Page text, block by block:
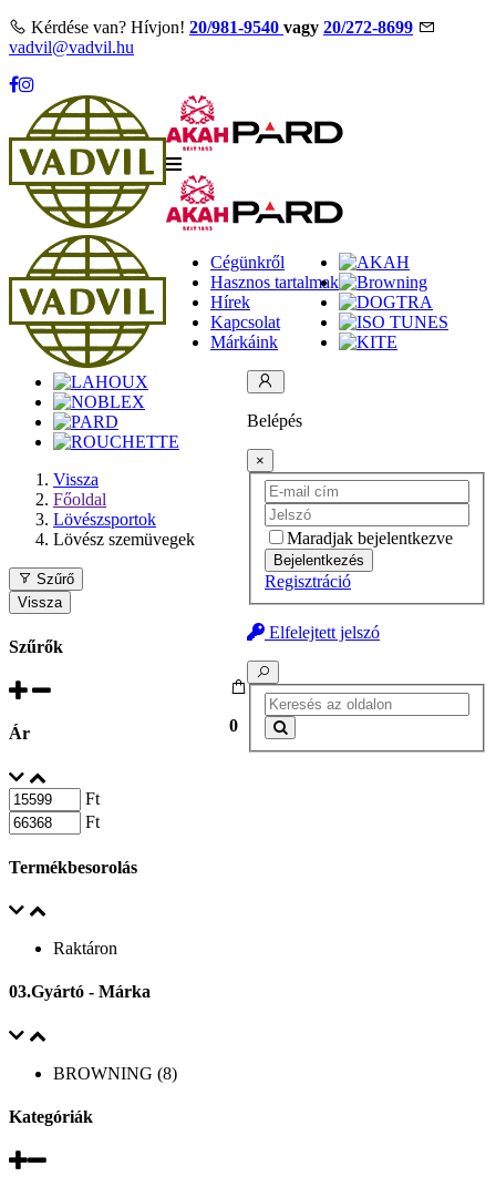
Kérdése van? Hívjon! 20/981-9540 vagy 20/272-8699
vadvil@vadvil.hu
Cégünkről
Hasznos tartalmak
Hírek
Kapcsolat
Márkáink
Belépés
×
Maradjak bejelentkezve
Bejelentkezés
Regisztráció
Elfelejtett jelszó
0
Vissza
Főoldal
Lövészsportok
Lövész szemüvegek
Szűrő
Vissza
Szűrők
Ár
Ft
Ft
Termékbesorolás
Raktáron
03.Gyártó - Márka
BROWNING (8)
Kategóriák